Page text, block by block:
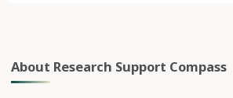
About Research Support Compass